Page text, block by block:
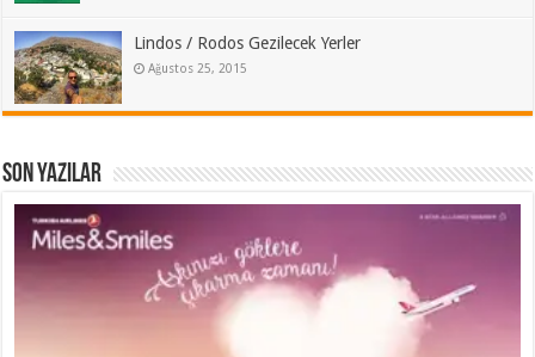
Lindos / Rodos Gezilecek Yerler
Ağustos 25, 2015
Son Yazılar